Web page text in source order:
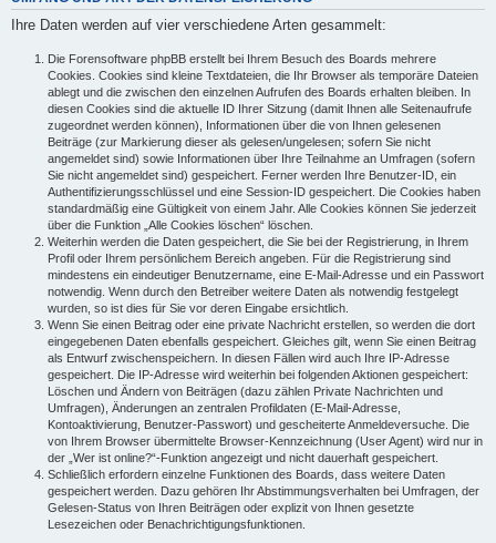
Ihre Daten werden auf vier verschiedene Arten gesammelt:
Die Forensoftware phpBB erstellt bei Ihrem Besuch des Boards mehrere
Cookies. Cookies sind kleine Textdateien, die Ihr Browser als temporäre Dateien
ablegt und die zwischen den einzelnen Aufrufen des Boards erhalten bleiben. In
diesen Cookies sind die aktuelle ID Ihrer Sitzung (damit Ihnen alle Seitenaufrufe
zugeordnet werden können), Informationen über die von Ihnen gelesenen
Beiträge (zur Markierung dieser als gelesen/ungelesen; sofern Sie nicht
angemeldet sind) sowie Informationen über Ihre Teilnahme an Umfragen (sofern
Sie nicht angemeldet sind) gespeichert. Ferner werden Ihre Benutzer-ID, ein
Authentifizierungsschlüssel und eine Session-ID gespeichert. Die Cookies haben
standardmäßig eine Gültigkeit von einem Jahr. Alle Cookies können Sie jederzeit
über die Funktion „Alle Cookies löschen“ löschen.
Weiterhin werden die Daten gespeichert, die Sie bei der Registrierung, in Ihrem
Profil oder Ihrem persönlichem Bereich angeben. Für die Registrierung sind
mindestens ein eindeutiger Benutzername, eine E-Mail-Adresse und ein Passwort
notwendig. Wenn durch den Betreiber weitere Daten als notwendig festgelegt
wurden, so ist dies für Sie vor deren Eingabe ersichtlich.
Wenn Sie einen Beitrag oder eine private Nachricht erstellen, so werden die dort
eingegebenen Daten ebenfalls gespeichert. Gleiches gilt, wenn Sie einen Beitrag
als Entwurf zwischenspeichern. In diesen Fällen wird auch Ihre IP-Adresse
gespeichert. Die IP-Adresse wird weiterhin bei folgenden Aktionen gespeichert:
Löschen und Ändern von Beiträgen (dazu zählen Private Nachrichten und
Umfragen), Änderungen an zentralen Profildaten (E-Mail-Adresse,
Kontoaktivierung, Benutzer-Passwort) und gescheiterte Anmeldeversuche. Die
von Ihrem Browser übermittelte Browser-Kennzeichnung (User Agent) wird nur in
der „Wer ist online?“-Funktion angezeigt und nicht dauerhaft gespeichert.
Schließlich erfordern einzelne Funktionen des Boards, dass weitere Daten
gespeichert werden. Dazu gehören Ihr Abstimmungsverhalten bei Umfragen, der
Gelesen-Status von Ihren Beiträgen oder explizit von Ihnen gesetzte
Lesezeichen oder Benachrichtigungsfunktionen.